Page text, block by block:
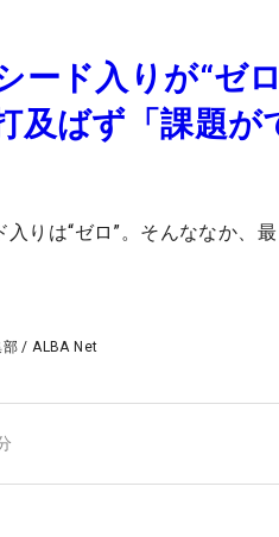
ード入りが“ゼ
及ばず「課題が
りは“ゼロ”。そんななか、
部 /ALBA Net